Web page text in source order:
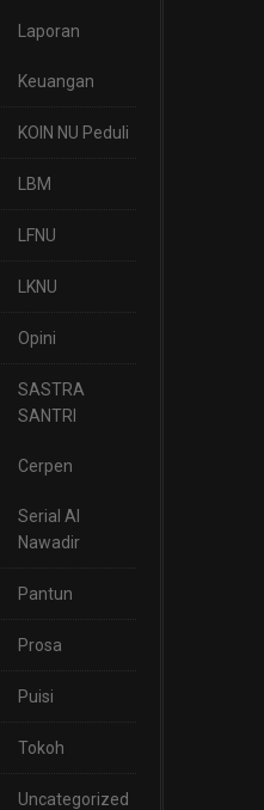
Laporan
Keuangan
KOIN NU Peduli
LBM
LFNU
LKNU
Opini
SASTRA
SANTRI
Cerpen
Serial Al
Nawadir
Pantun
Prosa
Puisi
Tokoh
Uncategorized